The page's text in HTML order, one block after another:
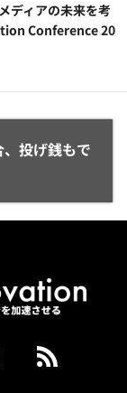
ディアの未来を考
Conference 20
投げ銭もで